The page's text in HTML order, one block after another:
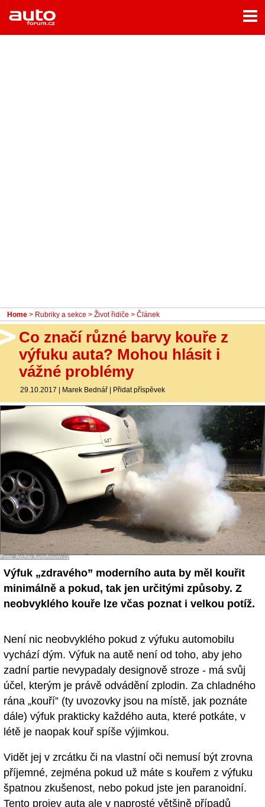
Home
Rubriky
Diskuzní fórum
Sledujte nás!
Home > Rubriky a sekce > Život řidiče > Článek
Co značí různé barvy kouře z
výfuku auta? Mohou hlásit i
vážné problémy
29.10.2017 | Marek Bednář | Přidat příspěvek
Foto: Archiv Autoforum.cz
Výfuk „zdravého” moderního auta by měl kouřit
minimálně a pokud, tak jen určitými způsoby. Z
neobvyklého kouře lze včas poznat i velkou potíž.
Není nic neobvyklého pokud z výfuku automobilu
vychází dým. Výfuk na autě není od toho, aby jeho
zadní partie nevypadaly designově stroze - má svůj
účel, kterým je právě odvádění zplodin. Za chladného
rána „kouří” (ty uvozovky jsou na místě, jak poznáte
dále) výfuk prakticky každého auta, které potkáte, v
létě je naopak kouř spíše výjimkou.
Vidět jej v zrcátku či na vlastní oči nemusí být zrovna
příjemné, zejména pokud už máte s kouřem z výfuku
špatnou zkušenost, nebo pokud jste jen paranoidní.
Tento projev auta ale v naprosté většině případů